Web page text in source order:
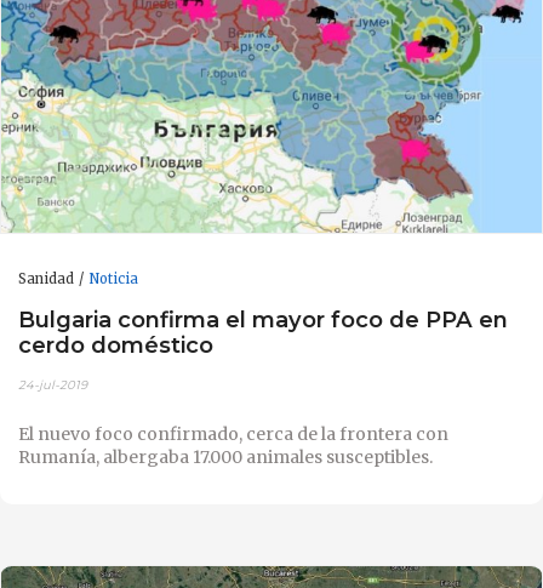
Sanidad Noticia
Bulgaria confirma el mayor foco de PPA en
cerdo doméstico
24-jul-2019
El nuevo foco confirmado, cerca de la frontera con
Rumanía, albergaba 17.000 animales susceptibles.